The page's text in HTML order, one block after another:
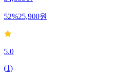
52%25,900원
5.0
(1)